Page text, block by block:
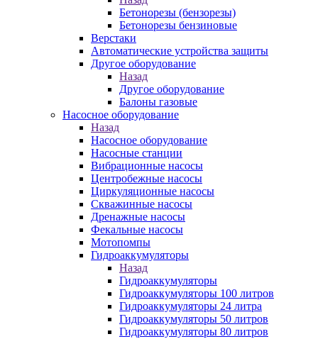
Бетонорезы (бензорезы)
Бетонорезы бензиновые
Верстаки
Автоматические устройства защиты
Другое оборудование
Назад
Другое оборудование
Балоны газовые
Насосное оборудование
Назад
Насосное оборудование
Насосные станции
Вибрационные насосы
Центробежные насосы
Циркуляционные насосы
Скважинные насосы
Дренажные насосы
Фекальные насосы
Мотопомпы
Гидроаккумуляторы
Назад
Гидроаккумуляторы
Гидроаккумуляторы 100 литров
Гидроаккумуляторы 24 литра
Гидроаккумуляторы 50 литров
Гидроаккумуляторы 80 литров